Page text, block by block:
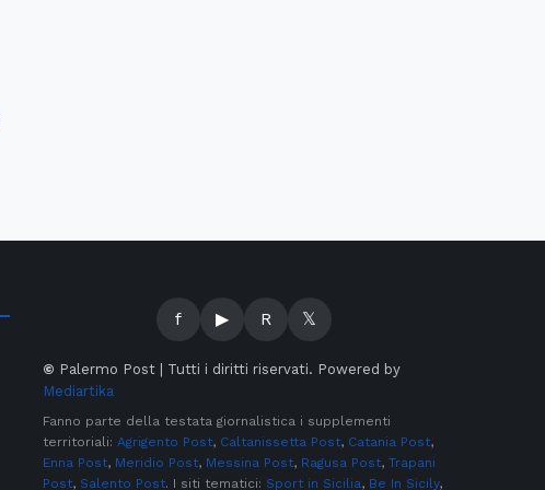
f ▶ R 𝕏
© Palermo Post | Tutti i diritti riservati. Powered by
Mediartika
Fanno parte della testata giornalistica i supplementi
territoriali: Agrigento Post, Caltanissetta Post, Catania Post,
Enna Post, Meridio Post, Messina Post, Ragusa Post,Trapani
Post, Salento Post. I siti tematici: Sport in Sicilia, Be In Sicily,